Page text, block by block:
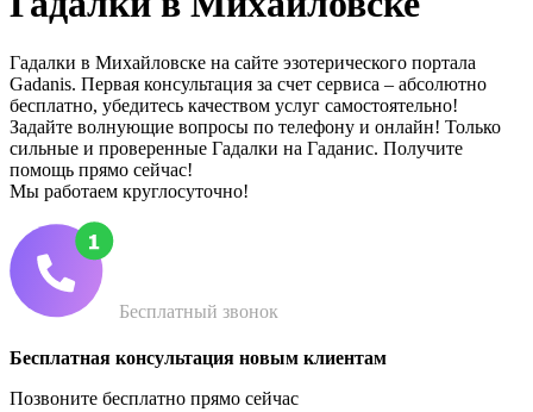
Гадалки в Михайловске на сайте эзотерического портала
Gadanis. Первая консультация за счет сервиса – абсолютно
бесплатно, убедитесь качеством услуг самостоятельно!
Задайте волнующие вопросы по телефону и онлайн! Только
сильные и проверенные Гадалки на Гаданис. Получите
помощь прямо сейчас!
Мы работаем круглосуточно!
Бесплатный звонок
Бесплатная консультация новым клиентам
Позвоните бесплатно прямо сейчас